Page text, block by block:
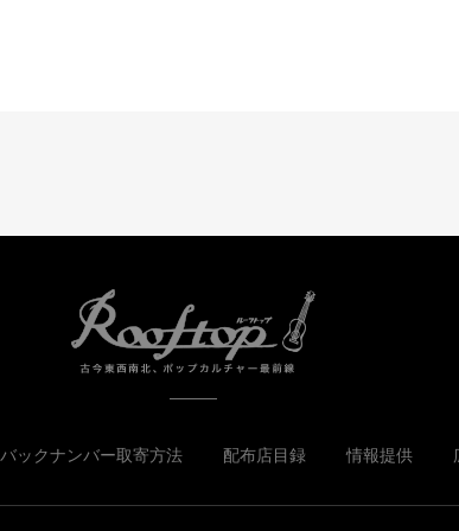
バックナンバー取寄方法 配布店目録 情報提供